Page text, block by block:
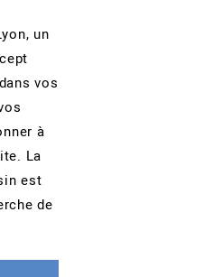
un
vos
à
La
est
de